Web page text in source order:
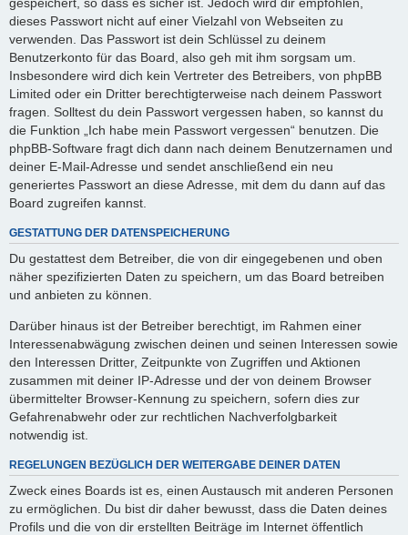
gespeichert, so dass es sicher ist. Jedoch wird dir empfohlen,
dieses Passwort nicht auf einer Vielzahl von Webseiten zu
verwenden. Das Passwort ist dein Schlüssel zu deinem
Benutzerkonto für das Board, also geh mit ihm sorgsam um.
Insbesondere wird dich kein Vertreter des Betreibers, von phpBB
Limited oder ein Dritter berechtigterweise nach deinem Passwort
fragen. Solltest du dein Passwort vergessen haben, so kannst du
die Funktion „Ich habe mein Passwort vergessen“ benutzen. Die
phpBB-Software fragt dich dann nach deinem Benutzernamen und
deiner E-Mail-Adresse und sendet anschließend ein neu
generiertes Passwort an diese Adresse, mit dem du dann auf das
Board zugreifen kannst.
GESTATTUNG DER DATENSPEICHERUNG
Du gestattest dem Betreiber, die von dir eingegebenen und oben
näher spezifizierten Daten zu speichern, um das Board betreiben
und anbieten zu können.
Darüber hinaus ist der Betreiber berechtigt, im Rahmen einer
Interessenabwägung zwischen deinen und seinen Interessen sowie
den Interessen Dritter, Zeitpunkte von Zugriffen und Aktionen
zusammen mit deiner IP-Adresse und der von deinem Browser
übermittelter Browser-Kennung zu speichern, sofern dies zur
Gefahrenabwehr oder zur rechtlichen Nachverfolgbarkeit
notwendig ist.
REGELUNGEN BEZÜGLICH DER WEITERGABE DEINER DATEN
Zweck eines Boards ist es, einen Austausch mit anderen Personen
zu ermöglichen. Du bist dir daher bewusst, dass die Daten deines
Profils und die von dir erstellten Beiträge im Internet öffentlich